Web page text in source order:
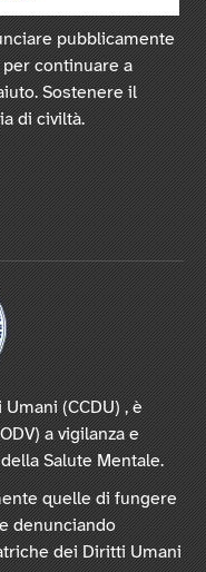
pubblicamente
continuare a
Sostenere il
di civiltà.
(CCDU) , è
a vigilanza e
Salute Mentale.
quelle di fungere
denunciando
dei Diritti Umani